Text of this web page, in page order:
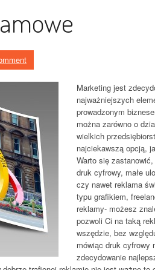
Marketing jest
najważniejszych
prowadzonym
można zarówno o
wielkich
najciekawszą opcją,
Warto się
druk cyfrowy, małe
czy nawet reklama
typu grafikiem,
reklamy- możesz
pozwoli Ci na taką
wszędzie, bez
mówiąc druk cyfrowy
zdecydowanie